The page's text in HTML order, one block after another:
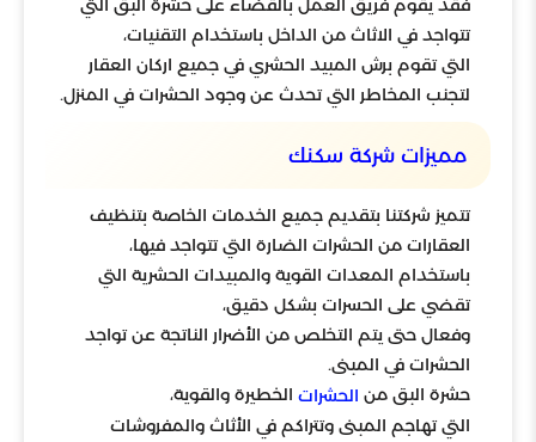
فقد يقوم فريق العمل بالقضاء على حشرة البق التي
تتواجد في الاثاث من الداخل باستخدام التقنيات،
التي تقوم برش المبيد الحشري في جميع اركان العقار
لتجنب المخاطر التي تحدث عن وجود الحشرات في المنزل.
مميزات شركة سكنك
تتميز شركتنا بتقديم جميع الخدمات الخاصة بتنظيف
العقارات من الحشرات الضارة التي تتواجد فيها،
باستخدام المعدات القوية والمبيدات الحشرية التي
تقضي على الحسرات بشكل دقيق،
وفعال حتى يتم التخلص من الأضرار الناتجة عن تواجد
الحشرات في المبنى.
حشرة البق من الحشرات الخطيرة والقوية،
التي تهاجم المبنى وتتراكم في الأثاث والمفروشات